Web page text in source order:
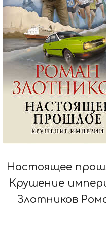
Настоящее
Крушение
Злотников